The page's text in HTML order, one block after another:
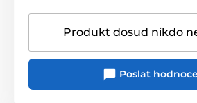
Produkt dosud nikdo
Poslat